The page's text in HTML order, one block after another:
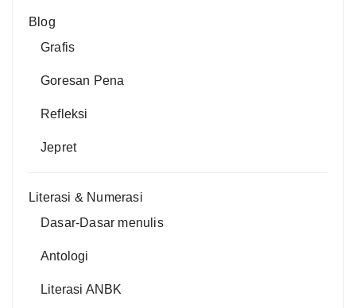
Blog
Grafis
Goresan Pena
Refleksi
Jepret
Literasi & Numerasi
Dasar-Dasar menulis
Antologi
Literasi ANBK